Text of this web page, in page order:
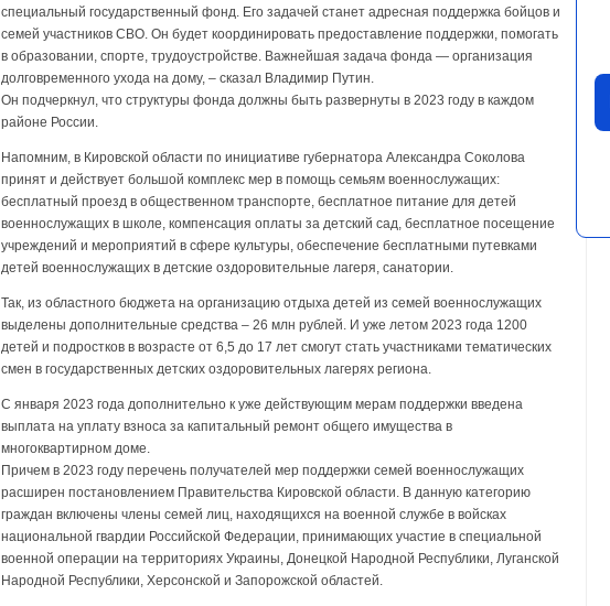
специальный государственный фонд. Его задачей станет адресная поддержка бойцов и
семей участников СВО. Он будет координировать предоставление поддержки, помогать
в образовании, спорте, трудоустройстве. Важнейшая задача фонда — организация
долговременного ухода на дому, – сказал Владимир Путин.
Он подчеркнул, что структуры фонда должны быть развернуты в 2023 году в каждом
районе России.
Напомним, в Кировской области по инициативе губернатора Александра Соколова
принят и действует большой комплекс мер в помощь семьям военнослужащих:
бесплатный проезд в общественном транспорте, бесплатное питание для детей
военнослужащих в школе, компенсация оплаты за детский сад, бесплатное посещение
учреждений и мероприятий в сфере культуры, обеспечение бесплатными путевками
детей военнослужащих в детские оздоровительные лагеря, санатории.
Так, из областного бюджета на организацию отдыха детей из семей военнослужащих
выделены дополнительные средства – 26 млн рублей. И уже летом 2023 года 1200
детей и подростков в возрасте от 6,5 до 17 лет смогут стать участниками тематических
смен в государственных детских оздоровительных лагерях региона.
С января 2023 года дополнительно к уже действующим мерам поддержки введена
выплата на уплату взноса за капитальный ремонт общего имущества в
многоквартирном доме.
Причем в 2023 году перечень получателей мер поддержки семей военнослужащих
расширен постановлением Правительства Кировской области. В данную категорию
граждан включены члены семей лиц, находящихся на военной службе в войсках
национальной гвардии Российской Федерации, принимающих участие в специальной
военной операции на территориях Украины, Донецкой Народной Республики, Луганской
Народной Республики, Херсонской и Запорожской областей.